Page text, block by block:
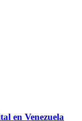
en Venezuela